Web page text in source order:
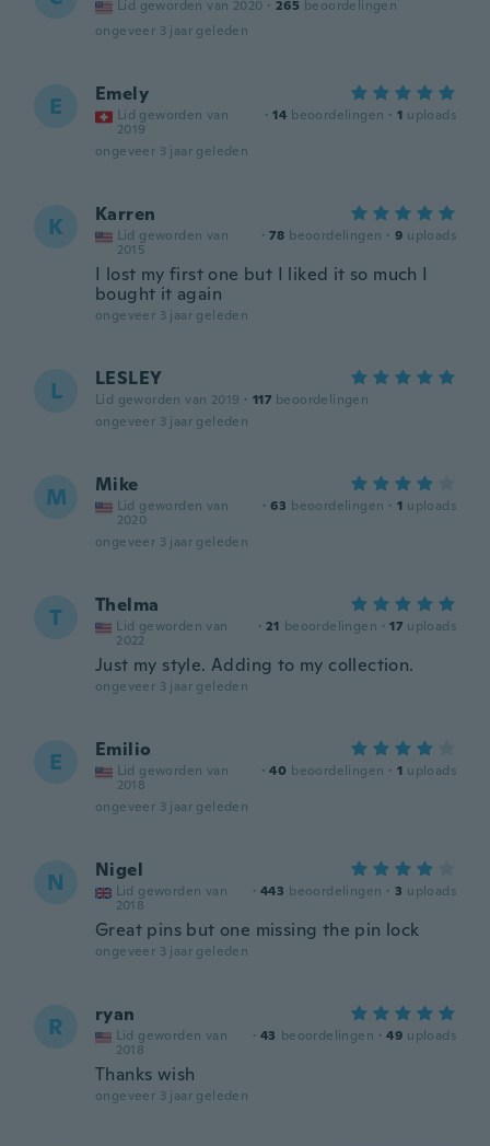
Lid geworden van 2020 · 265 beoordelingen
ongeveer 3 jaar geleden
E Emely
Lid geworden van
2019
· 14 beoordelingen · 1 uploads
ongeveer 3 jaar geleden
K Karren
Lid geworden van
2015
· 78 beoordelingen · 9 uploads
I lost my first one but I liked it so much I
bought it again
ongeveer 3 jaar geleden
L LESLEY
Lid geworden van 2019 · 117 beoordelingen
ongeveer 3 jaar geleden
M Mike
Lid geworden van
2020
· 63 beoordelingen · 1 uploads
ongeveer 3 jaar geleden
T Thelma
Lid geworden van
2022
· 21 beoordelingen · 17 uploads
Just my style. Adding to my collection.
ongeveer 3 jaar geleden
E Emilio
Lid geworden van
2018
· 40 beoordelingen · 1 uploads
ongeveer 3 jaar geleden
N Nigel
Lid geworden van
2018
· 443 beoordelingen · 3 uploads
Great pins but one missing the pin lock
ongeveer 3 jaar geleden
R ryan
Lid geworden van
2018
· 43 beoordelingen · 49 uploads
Thanks wish
ongeveer 3 jaar geleden